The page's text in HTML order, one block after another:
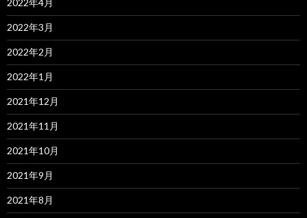
2022年4月
2022年3月
2022年2月
2022年1月
2021年12月
2021年11月
2021年10月
2021年9月
2021年8月